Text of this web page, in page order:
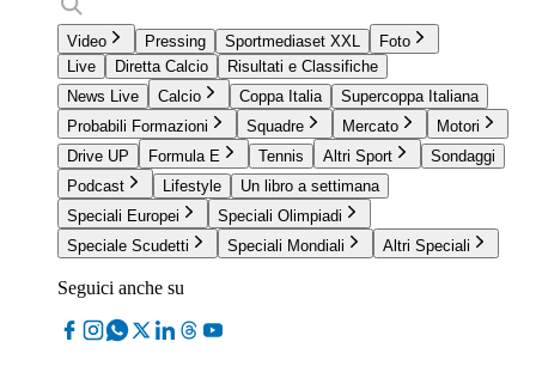
Video Pressing Sportmediaset XXL
Foto
Live
Diretta Calcio
Risultati e Classifiche
News Live
Calcio Coppa Italia
Supercoppa Italiana
Probabili Formazioni
Squadre Mercato
Motori
Drive UP
Formula E Tennis Altri Sport
Sondaggi
Podcast
Lifestyle
Un libro a settimana
Speciali Europei
Speciali Olimpiadi
Speciale Scudetti
Speciali Mondiali Altri Speciali
Seguici anche su